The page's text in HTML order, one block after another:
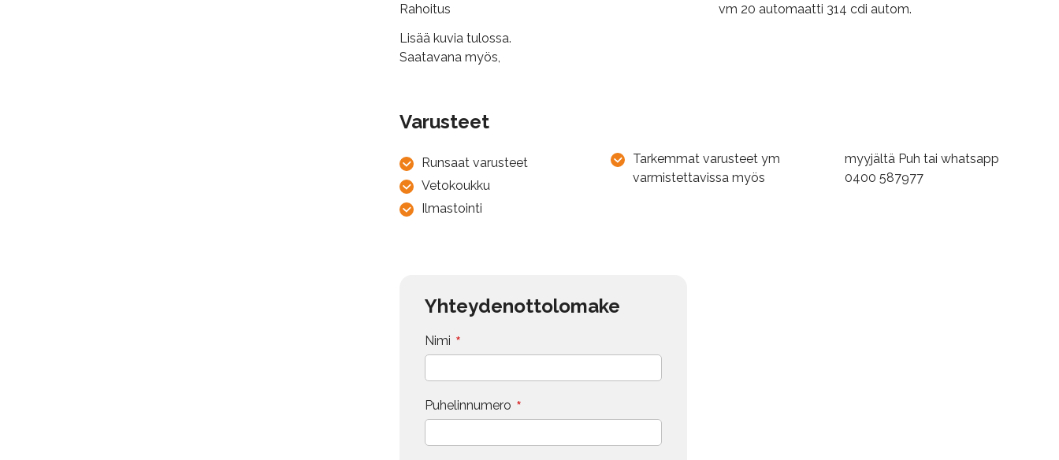
Rahoitus
Lisää kuvia tulossa.
Saatavana myös,
vm 20 automaatti 314 cdi autom.
Varusteet
Runsaat varusteet
Vetokoukku
Ilmastointi
Tarkemmat varusteet ym
varmistettavissa myös
myyjältä Puh tai whatsapp
0400 587977
Yhteydenottolomake
Nimi *
Puhelinnumero *